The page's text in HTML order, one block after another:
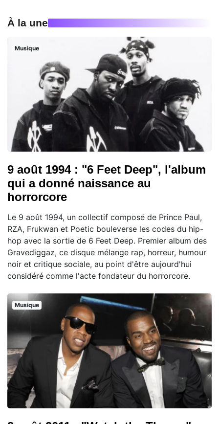
À la une
Musique
9 août 1994 : "6 Feet Deep", l'album
qui a donné naissance au
horrorcore
Le 9 août 1994, un collectif composé de Prince Paul,
RZA, Frukwan et Poetic bouleverse les codes du hip-
hop avec la sortie de 6 Feet Deep. Premier album des
Gravediggaz, ce disque mélange rap, horreur, humour
noir et critique sociale, au point d'être aujourd'hui
considéré comme l'acte fondateur du horrorcore.
Musique